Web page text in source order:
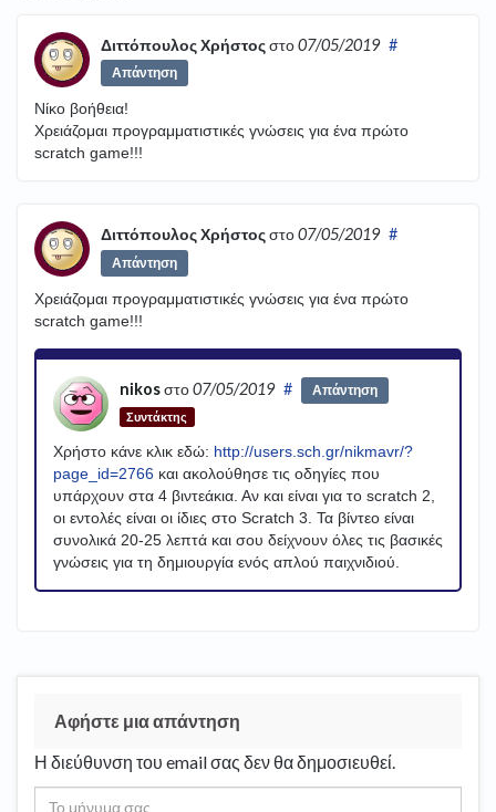
Διττόπουλος Χρήστοςστο07/05/2019 #
Απάντηση
Νίκο βοήθεια!
Χρειάζομαι προγραμματιστικές γνώσεις για ένα πρώτο
scratch game!!!
Διττόπουλος Χρήστοςστο07/05/2019 #
Απάντηση
Χρειάζομαι προγραμματιστικές γνώσεις για ένα πρώτο
scratch game!!!
nikosστο07/05/2019
Συντάκτης
# Απάντηση
Χρήστο κάνε κλικ εδώ: http://users.sch.gr/nikmavr/?
page_id=2766 και ακολούθησε τις οδηγίες που
υπάρχουν στα 4 βιντεάκια. Αν και είναι για το scratch 2,
οι εντολές είναι οι ίδιες στο Scratch 3. Τα βίντεο είναι
συνολικά 20-25 λεπτά και σου δείχνουν όλες τις βασικές
γνώσεις για τη δημιουργία ενός απλού παιχνιδιού.
Αφήστε μια απάντηση
Η διεύθυνση του email σας δεν θα δημοσιευθεί.